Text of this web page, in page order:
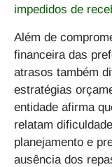
impedidos de
Além de
financeira das
atrasos também
estratégias
entidade afirma
relatam
planejamento e
ausência dos